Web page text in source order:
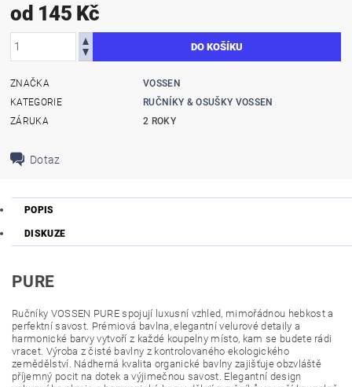
od 145 Kč
ZNAČKA
VOSSEN
KATEGORIE
RUČNÍKY & OSUŠKY VOSSEN
ZÁRUKA
2 ROKY
Dotaz
POPIS
DISKUZE
PURE
Ručníky VOSSEN PURE spojují luxusní vzhled, mimořádnou hebkost a
perfektní savost. Prémiová bavlna, elegantní velurové detaily a
harmonické barvy vytvoří z každé koupelny místo, kam se budete rádi
vracet. Výroba z čisté bavlny z kontrolovaného ekologického
zemědělství. Nádherná kvalita organické bavlny zajišťuje obzvláště
příjemný pocit na dotek a výjimečnou savost. Elegantní design